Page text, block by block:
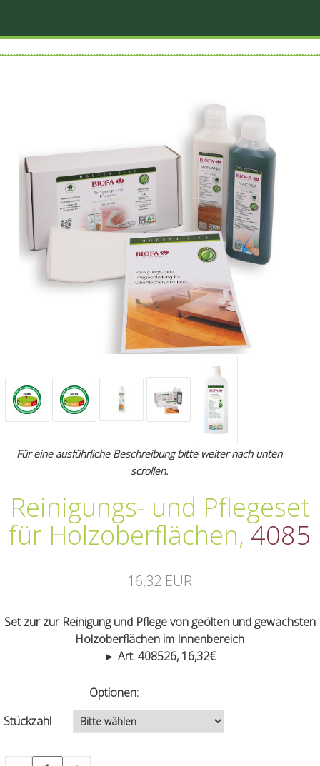
Für eine ausführliche Beschreibung bitte weiter nach unten
scrollen.
Reinigungs- und Pflegeset
für Holzoberflächen,4085
16,32 EUR
Set zur zur Reinigung und Pflege von geölten und gewachsten
Holzoberflächen im Innenbereich
► Art. 408526, 16,32€
Optionen:
Stückzahl